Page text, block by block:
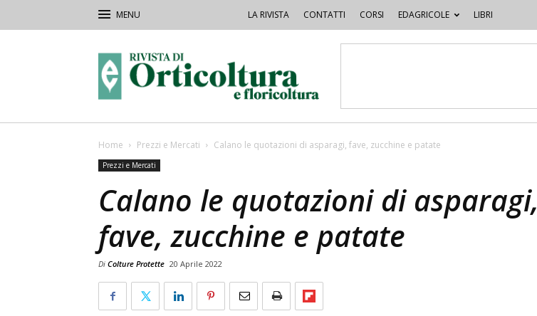
LA RIVISTA CONTATTI CORSI EDAGRICOLE LIBRI
Orticoltura
Home Prezzi e Mercati Calano le quotazioni di asparagi, fave, zucchine e patate
Prezzi e Mercati
Calano le quotazioni di asparagi,
fave, zucchine e patate
Di Colture Protette 20 Aprile 2022